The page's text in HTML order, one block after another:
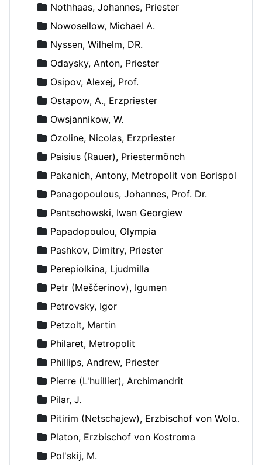
Nothhaas, Johannes, Priester
Nowosellow, Michael A.
Nyssen, Wilhelm, DR.
Odaysky, Anton, Priester
Osipov, Alexej, Prof.
Ostapow, A., Erzpriester
Owsjannikow, W.
Ozoline, Nicolas, Erzpriester
Paisius (Rauer), Priestermönch
Pakanich, Antony, Metropolit von Borispol
Panagopoulous, Johannes, Prof. Dr.
Pantschowski, Iwan Georgiew
Papadopoulou, Olympia
Pashkov, Dimitry, Priester
Perepiolkina, Ljudmilla
Petr (Meščerinov), Igumen
Petrovsky, Igor
Petzolt, Martin
Philaret, Metropolit
Phillips, Andrew, Priester
Pierre (L'huillier), Archimandrit
Pilar, J.
Pitirim (Netschajew), Erzbischof von Wolokolamsk und Jurjew
Platon, Erzbischof von Kostroma
Pol'skij, M.